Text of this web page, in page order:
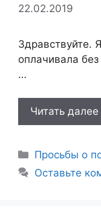
22.02.2019
Здравствуйте.
оплачивала
…
Читать далее
Рубрики
Просьбы о
Оставьте